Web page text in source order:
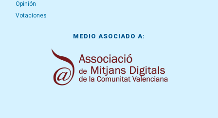
Opinión
Votaciones
MEDIO ASOCIADO A: